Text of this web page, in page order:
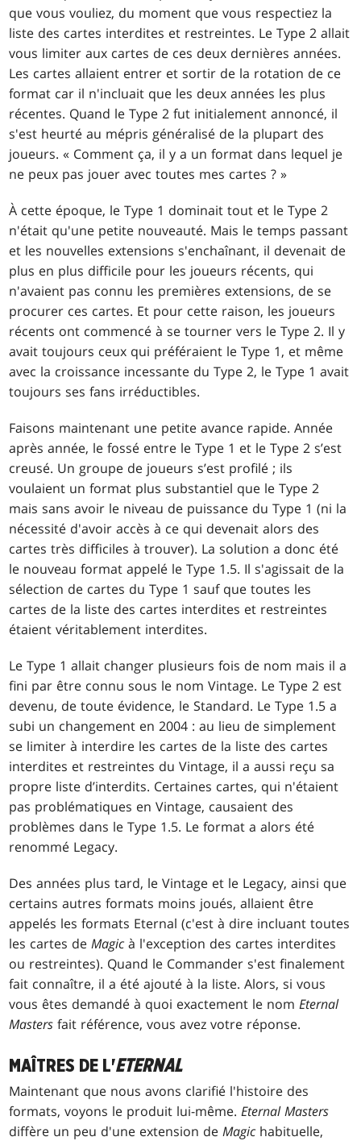
que vous vouliez, du moment que vous respectiez la
liste des cartes interdites et restreintes. Le Type 2 allait
vous limiter aux cartes de ces deux dernières années.
Les cartes allaient entrer et sortir de la rotation de ce
format car il n'incluait que les deux années les plus
récentes. Quand le Type 2 fut initialement annoncé, il
s'est heurté au mépris généralisé de la plupart des
joueurs. « Comment ça, il y a un format dans lequel je
ne peux pas jouer avec toutes mes cartes ? »
À cette époque, le Type 1 dominait tout et le Type 2
n'était qu'une petite nouveauté. Mais le temps passant
et les nouvelles extensions s'enchaînant, il devenait de
plus en plus difficile pour les joueurs récents, qui
n'avaient pas connu les premières extensions, de se
procurer ces cartes. Et pour cette raison, les joueurs
récents ont commencé à se tourner vers le Type 2. Il y
avait toujours ceux qui préféraient le Type 1, et même
avec la croissance incessante du Type 2, le Type 1 avait
toujours ses fans irréductibles.
Faisons maintenant une petite avance rapide. Année
après année, le fossé entre le Type 1 et le Type 2 s’est
creusé. Un groupe de joueurs s’est profilé ; ils
voulaient un format plus substantiel que le Type 2
mais sans avoir le niveau de puissance du Type 1 (ni la
nécessité d'avoir accès à ce qui devenait alors des
cartes très difficiles à trouver). La solution a donc été
le nouveau format appelé le Type 1.5. Il s'agissait de la
sélection de cartes du Type 1 sauf que toutes les
cartes de la liste des cartes interdites et restreintes
étaient véritablement interdites.
Le Type 1 allait changer plusieurs fois de nom mais il a
fini par être connu sous le nom Vintage. Le Type 2 est
devenu, de toute évidence, le Standard. Le Type 1.5 a
subi un changement en 2004 : au lieu de simplement
se limiter à interdire les cartes de la liste des cartes
interdites et restreintes du Vintage, il a aussi reçu sa
propre liste d’interdits. Certaines cartes, qui n'étaient
pas problématiques en Vintage, causaient des
problèmes dans le Type 1.5. Le format a alors été
renommé Legacy.
Des années plus tard, le Vintage et le Legacy, ainsi que
certains autres formats moins joués, allaient être
appelés les formats Eternal (c'est à dire incluant toutes
les cartes deMagic à l'exception des cartes interdites
ou restreintes). Quand le Commander s'est finalement
fait connaître, il a été ajouté à la liste. Alors, si vous
vous êtes demandé à quoi exactement le nomEternal
Masters fait référence, vous avez votre réponse.
MAÎTRES DE L'ETERNAL
Maintenant que nous avons clarifié l'histoire des
formats, voyons le produit lui-même.Eternal Masters
diffère un peu d'une extension deMagic habituelle,